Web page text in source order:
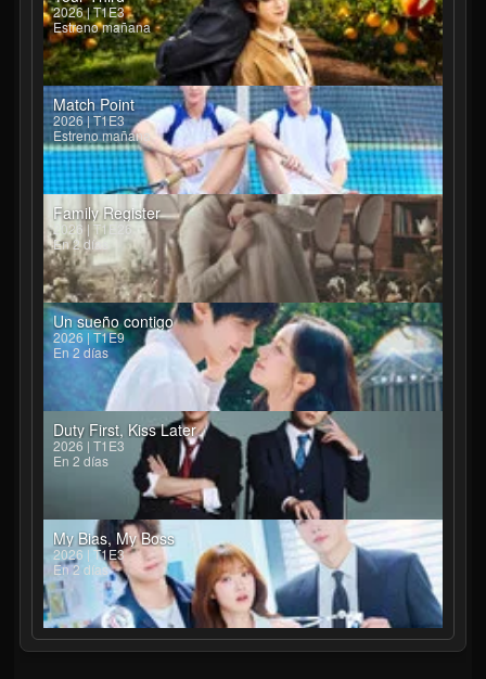
2026 | T1E3
Estreno mañana
Match Point
2026 | T1E3
Estreno mañana
Family Register
2026 | T1E26
En 2 días
Un sueño contigo
2026 | T1E9
En 2 días
Duty First, Kiss Later
2026 | T1E3
En 2 días
My Bias, My Boss
2026 | T1E3
En 2 días